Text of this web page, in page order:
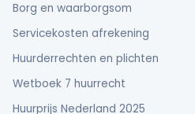
Borg en waarborgsom
Servicekosten afrekening
Huurderrechten en plichten
Wetboek 7 huurrecht
Huurprijs Nederland 2025